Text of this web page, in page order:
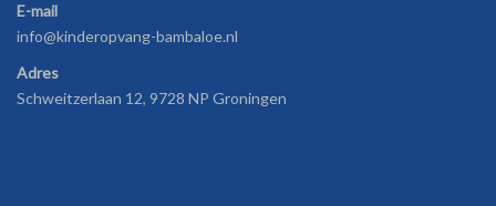
E-mail
info@kinderopvang-bambaloe.nl
Adres
Schweitzerlaan 12, 9728 NP Groningen